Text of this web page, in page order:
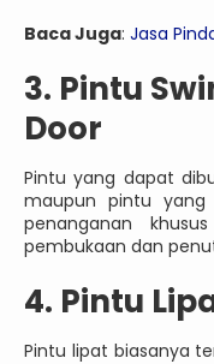
Baca Juga: Jasa
3. Pintu
Door
Pintu yang dapat
maupun pintu yang
penanganan
pembukaan dan
4. Pintu
Pintu lipat biasanya